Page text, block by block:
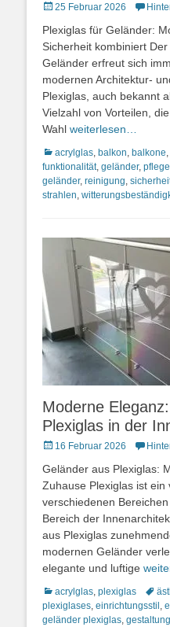
Posted
25 Februar 2026
Plexiglas für Geländer:
Sicherheit kombiniert
Geländer erfreut sich
modernen Architektur-
Plexiglas, auch bekannt
Vielzahl von Vorteilen,
Wahl weiterlesen…
Kategorien
acrylglas, balkon, balkone,
funktionalität, geländer, pflege
geländer, reinigung,
strahlen,
Moderne
Plexiglas in der
Posted
16 Februar 2026
Geländer aus Plexiglas:
Zuhause Plexiglas ist ein
verschiedenen
Bereich der
aus Plexiglas
modernen Geländer
elegante und luftige
Kategorien
acrylglas, plexiglas
plexiglases, einrichtungsstil ,
geländer plexiglas,